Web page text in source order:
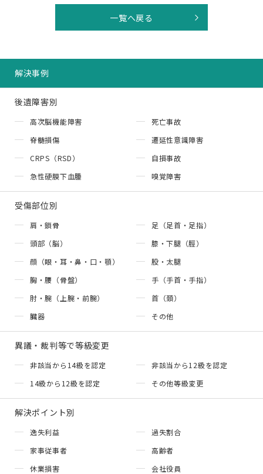
一覧へ戻る
解決事例
後遺障害別
高次脳機能障害
死亡事故
脊髄損傷
遷延性意識障害
CRPS（RSD）
自損事故
急性硬膜下血腫
嗅覚障害
受傷部位別
肩・鎖骨
足（足首・足指）
頭部（脳）
膝・下腿（脛）
顔（眼・耳・鼻・口・顎）
股・太腿
胸・腰（骨盤）
手（手首・手指）
肘・腕（上腕・前腕）
首（頚）
臓器
その他
異議・裁判等で等級変更
非該当から14級を認定
非該当から12級を認定
14級から12級を認定
その他等級変更
解決ポイント別
逸失利益
過失割合
家事従事者
高齢者
休業損害
会社役員